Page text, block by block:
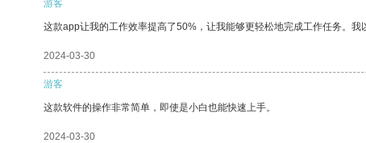
游客
这款app让我的工作效率提高了50%，让我能够更轻松地完成工作任务。
2024-03-30
游客
这款软件的操作非常简单，即使是小白也能快速上手。
2024-03-30